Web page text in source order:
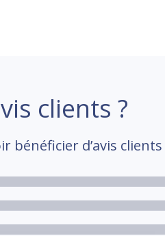
clients ?
bénéficier d’avis clients